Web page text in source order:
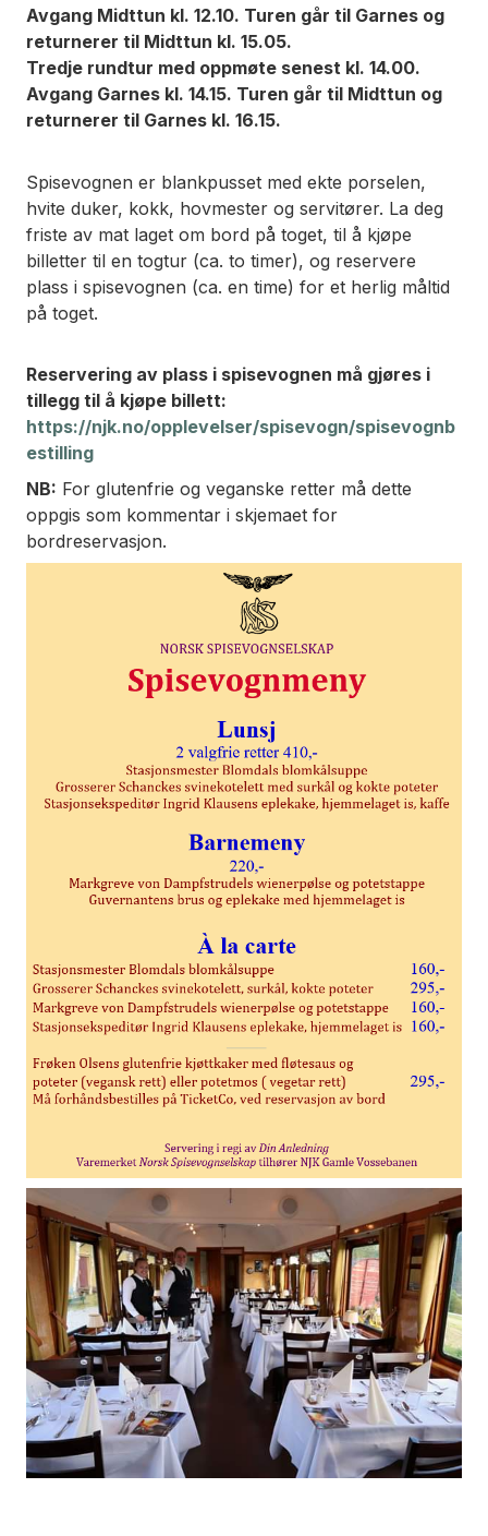
Avgang Midttun kl. 12.10. Turen går til Garnes og
returnerer til Midttun kl. 15.05.
Tredje rundtur med oppmøte senest kl. 14.00.
Avgang Garnes kl. 14.15. Turen går til Midttun og
returnerer til Garnes kl. 16.15.
Spisevognen er blankpusset med ekte porselen,
hvite duker, kokk, hovmester og servitører. La deg
friste av mat laget om bord på toget, til å kjøpe
billetter til en togtur (ca. to timer), og reservere
plass i spisevognen (ca. en time) for et herlig måltid
på toget.
Reservering av plass i spisevognen må gjøres i
tillegg til å kjøpe billett:
https://njk.no/opplevelser/spisevogn/spisevognb
estilling
NB: For glutenfrie og veganske retter må dette
oppgis som kommentar i skjemaet for
bordreservasjon.